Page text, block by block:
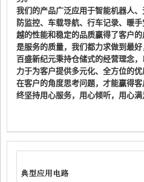
我们的产品广泛应用于智能机器人
防监控、车载导航、行车记录、暖
越的性能和稳定的品质赢得了客户
是服务的质量，我们都力求做到最好
百盛新纪元秉持仓储式的经营理念
力于为客户提供多元化、全方位的
在客户的角度思考问题，才能赢得
终坚持用心服务，用心倾听，用心满